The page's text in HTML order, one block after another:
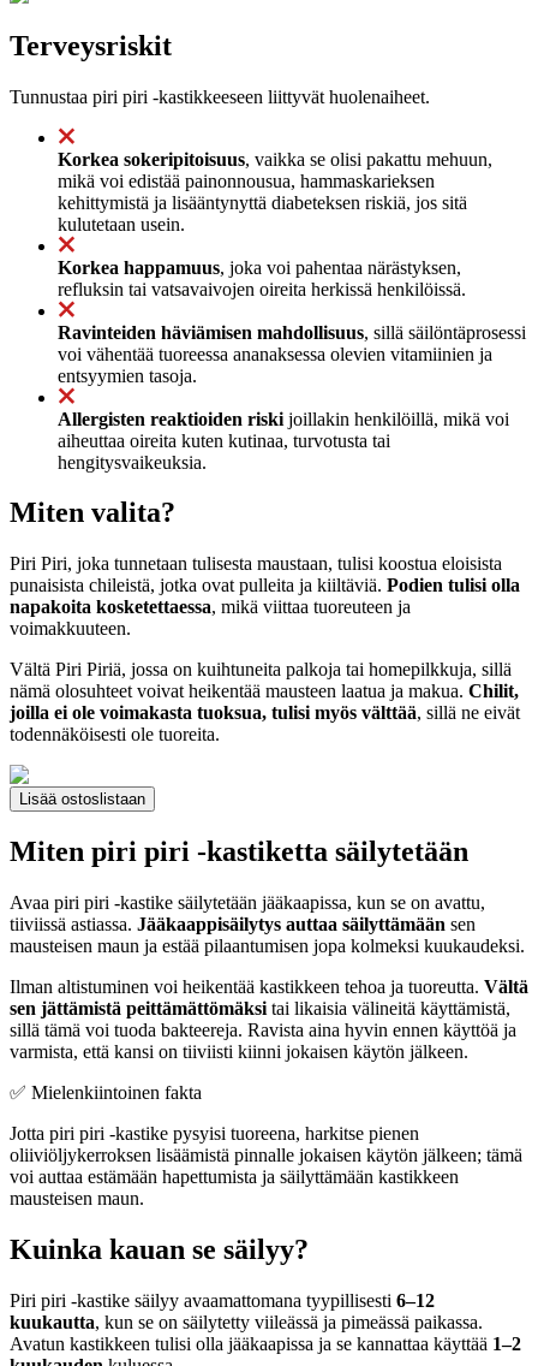
Terveysriskit
Tunnustaa piri piri -kastikkeeseen liittyvät huolenaiheet.
Korkea sokeripitoisuus, vaikka se olisi pakattu mehuun,
mikä voi edistää painonnousua, hammaskarieksen
kehittymistä ja lisääntynyttä diabeteksen riskiä, jos sitä
kulutetaan usein.
Korkea happamuus, joka voi pahentaa närästyksen,
refluksin tai vatsavaivojen oireita herkissä henkilöissä.
Ravinteiden häviämisen mahdollisuus, sillä säilöntäprosessi
voi vähentää tuoreessa ananaksessa olevien vitamiinien ja
entsyymien tasoja.
Allergisten reaktioiden riski joillakin henkilöillä, mikä voi
aiheuttaa oireita kuten kutinaa, turvotusta tai
hengitysvaikeuksia.
Miten valita?
Piri Piri, joka tunnetaan tulisesta maustaan, tulisi koostua eloisista
punaisista chileistä, jotka ovat pulleita ja kiiltäviä. Podien tulisi olla
napakoita kosketettaessa, mikä viittaa tuoreuteen ja
voimakkuuteen.
Vältä Piri Piriä, jossa on kuihtuneita palkoja tai homepilkkuja, sillä
nämä olosuhteet voivat heikentää mausteen laatua ja makua. Chilit,
joilla ei ole voimakasta tuoksua, tulisi myös välttää, sillä ne eivät
todennäköisesti ole tuoreita.
Lisää ostoslistaan
Miten piri piri -kastiketta säilytetään
Avaa piri piri -kastike säilytetään jääkaapissa, kun se on avattu,
tiiviissä astiassa. Jääkaappisäilytys auttaa säilyttämään sen
mausteisen maun ja estää pilaantumisen jopa kolmeksi kuukaudeksi.
Ilman altistuminen voi heikentää kastikkeen tehoa ja tuoreutta. Vältä
sen jättämistä peittämättömäksi tai likaisia välineitä käyttämistä,
sillä tämä voi tuoda bakteereja. Ravista aina hyvin ennen käyttöä ja
varmista, että kansi on tiiviisti kiinni jokaisen käytön jälkeen.
✅ Mielenkiintoinen fakta
Jotta piri piri -kastike pysyisi tuoreena, harkitse pienen
oliiviöljykerroksen lisäämistä pinnalle jokaisen käytön jälkeen; tämä
voi auttaa estämään hapettumista ja säilyttämään kastikkeen
mausteisen maun.
Kuinka kauan se säilyy?
Piri piri -kastike säilyy avaamattomana tyypillisesti 6–12
kuukautta, kun se on säilytetty viileässä ja pimeässä paikassa.
Avatun kastikkeen tulisi olla jääkaapissa ja se kannattaa käyttää 1–2